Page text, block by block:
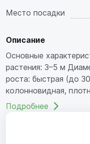
Место посадки
Описание
Основные
растения: 3–5 м
роста: быстрая (до
колонновидная,
Подробнее